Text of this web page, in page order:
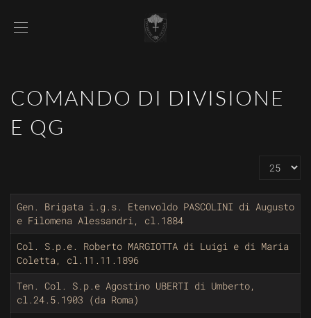
COMANDO DI DIVISIONE
E QG
Gen. Brigata i.g.s. Etenvoldo PASCOLINI di Augusto
e Filomena Alessandri, cl.1884
Col. S.p.e. Roberto MARGIOTTA di Luigi e di Maria
Coletta, cl.11.11.1896
Ten. Col. S.p.e Agostino UBERTI di Umberto,
cl.24.5.1903 (da Roma)